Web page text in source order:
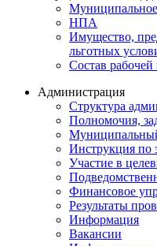
НПА
Имущество,
льготных
Состав
Администрация
Структура
Полномочия,
Инструкция
Участие в
Финансовое
Результаты
Информация
Вакансии